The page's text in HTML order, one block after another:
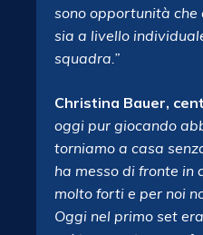
sono opportunità
sia a livello
squadra.”
Christina Bauer,
oggi pur giocando
torniamo a casa
ha messo di fronte in
molto forti e per noi
Oggi nel primo set